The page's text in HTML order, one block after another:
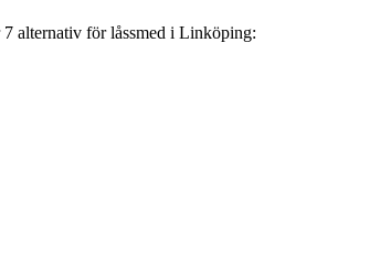
7 alternativ förlåssmed i Linköping: